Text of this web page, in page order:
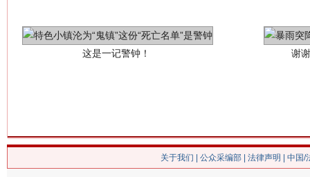
这是一记警钟！ 谢
关于我们 公众采编部 法律声明 | 中国